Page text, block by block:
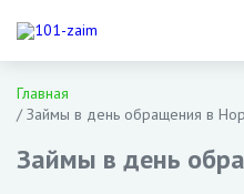
Главная
/Займы в день обращения в
Займы в день